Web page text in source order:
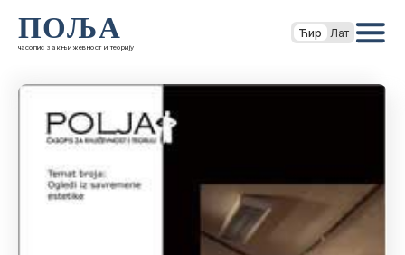
ПОЉА
часопис за књижевност и теорију
Ћир Лат